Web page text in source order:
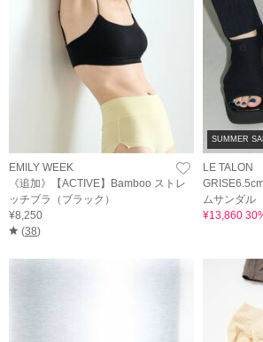
EMILY WEEK
《追加》【ACTIVE】Bamboo ストレ
ッチブラ（ブラック）
¥8,250
(38)
SUMMER
LE TALON
ムサンダル
¥13,860